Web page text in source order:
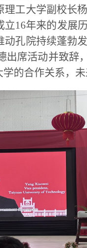
工大学副校长
立16年来的发展
孔院持续蓬勃
出席活动并致辞
的合作关系，